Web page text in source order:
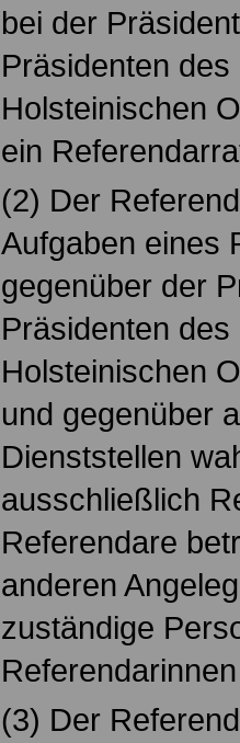
bei der
Präsidenten
Holsteinischen
ein
(2) Der
Aufgaben eines
gegenüber der
Präsidenten
Holsteinischen
und gegenüber
Dienststellen
ausschließlich
Referendare
anderen
zuständige
(3) Der